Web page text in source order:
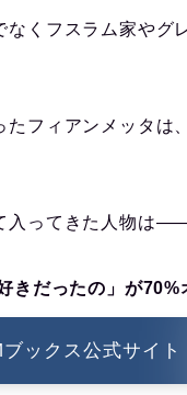
くフスラム家やグ
たフィアンメッタは
入ってきた人物は――
きだったの」が70%
ックス公式サイト